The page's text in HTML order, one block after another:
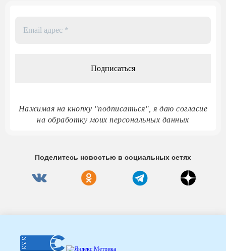
Нажимая на кнопку "подписаться", я даю согласие
на обработку моих персональных данных
Поделитесь новостью в социальных сетях